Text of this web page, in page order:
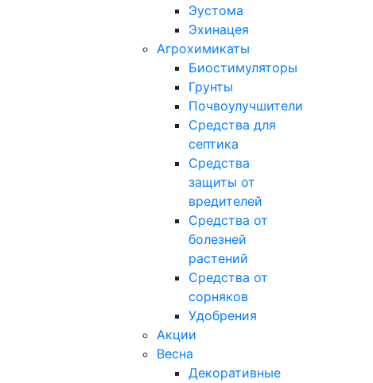
Эустома
Эхинацея
Агрохимикаты
Биостимуляторы
Грунты
Почвоулучшители
Средства для
септика
Средства
защиты от
вредителей
Средства от
болезней
растений
Средства от
сорняков
Удобрения
Акции
Весна
Декоративные